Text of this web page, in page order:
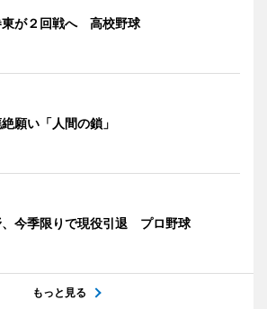
東が２回戦へ 高校野球
願い「人間の鎖」
、今季限りで現役引退 プロ野球
もっと見る